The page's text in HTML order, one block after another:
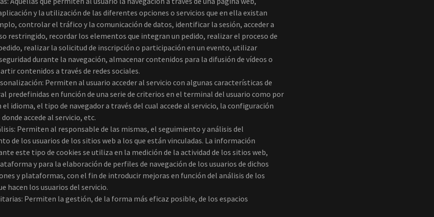
y la utilización de las diferentes opciones o servicios que en ella existan
controlar el tráfico y la comunicación de datos, identificar la sesión, acceder a
restringido, recordar los elementos que integran un pedido, realizar el proceso de
realizar la solicitud de inscripción o participación en un evento, utilizar
durante la navegación, almacenar contenidos para la difusión de vídeos o
contenidos a través de redes sociales.
Permiten al usuario acceder al servicio con algunas características de
predefinidas en función de una serie de criterios en el terminal del usuario como por
idioma, el tipo de navegador a través del cual accede al servicio, la configuración
accede al servicio, etc.
Permiten al responsable de las mismas, el seguimiento y análisis del
de los usuarios de los sitios web a los que están vinculadas. La información
este tipo de cookies se utiliza en la medición de la actividad de los sitios web,
y para la elaboración de perfiles de navegación de los usuarios de dichos
y plataformas, con el fin de introducir mejoras en función del análisis de los
hacen los usuarios del servicio.
Permiten la gestión, de la forma más eficaz posible, de los espacios